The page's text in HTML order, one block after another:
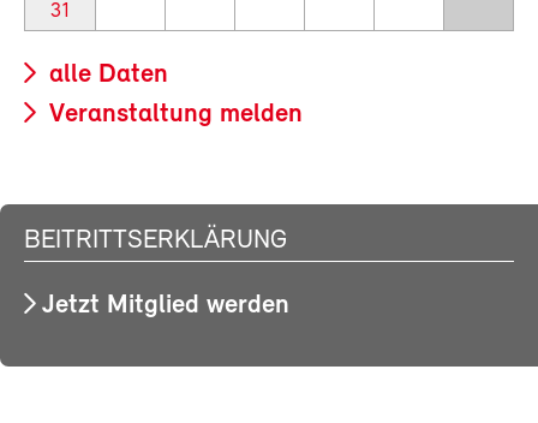
31
alle Daten
Veranstaltung melden
BEITRITTSERKLÄRUNG
Jetzt Mitglied werden